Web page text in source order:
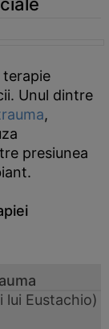
Unul dintre
,
presiunea
lui Eustachio)